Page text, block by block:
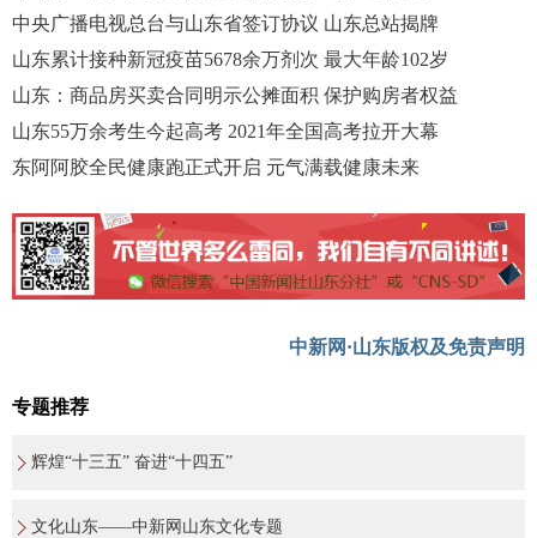
中央广播电视总台与山东省签订协议 山东总站揭牌
山东累计接种新冠疫苗5678余万剂次 最大年龄102岁
山东：商品房买卖合同明示公摊面积 保护购房者权益
山东55万余考生今起高考 2021年全国高考拉开大幕
东阿阿胶全民健康跑正式开启 元气满载健康未来
中新网·山东版权及免责声明
专题推荐
辉煌“十三五” 奋进“十四五”
文化山东——中新网山东文化专题